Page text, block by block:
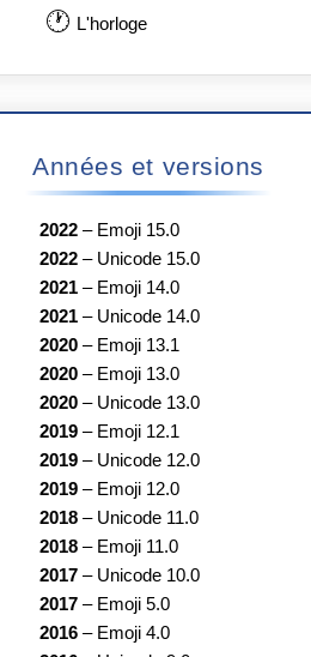
🕐 L'horloge
Années et versions
2022 – Emoji 15.0
2022 – Unicode 15.0
2021 – Emoji 14.0
2021 – Unicode 14.0
2020 – Emoji 13.1
2020 – Emoji 13.0
2020 – Unicode 13.0
2019 – Emoji 12.1
2019 – Unicode 12.0
2019 – Emoji 12.0
2018 – Unicode 11.0
2018 – Emoji 11.0
2017 – Unicode 10.0
2017 – Emoji 5.0
2016 – Emoji 4.0